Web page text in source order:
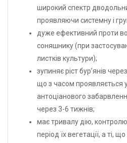
широкий спектр
проявляючи системну і
дуже ефективний проти
соняшнику (при
листків культури);
зупиняє ріст бур’янів
що з часом проявляється
антоціанового
через 3-6 тижнів;
має тривалу дію,
період їх вегетації, а ті,